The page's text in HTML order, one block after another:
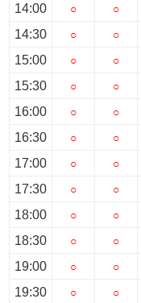
14:00
14:30
15:00
15:30
16:00
16:30
17:00
17:30
18:00
18:30
19:00
19:30
○
○
○
○
○
○
○
○
○
○
○
○
○
○
○
○
○
○
○
○
○
○
○
○